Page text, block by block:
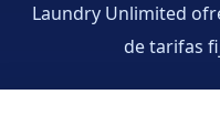
Laundry Unlimited
de tarifas